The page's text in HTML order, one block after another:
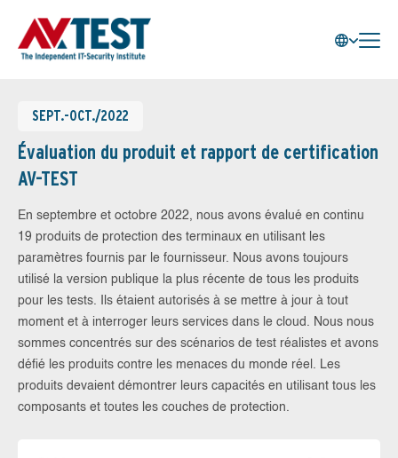
SEPT.-OCT./2022
Évaluation du produit et rapport de certification
AV-TEST
En septembre et octobre 2022, nous avons évalué en continu
19 produits de protection des terminaux en utilisant les
paramètres fournis par le fournisseur. Nous avons toujours
utilisé la version publique la plus récente de tous les produits
pour les tests. Ils étaient autorisés à se mettre à jour à tout
moment et à interroger leurs services dans le cloud. Nous nous
sommes concentrés sur des scénarios de test réalistes et avons
défié les produits contre les menaces du monde réel. Les
produits devaient démontrer leurs capacités en utilisant tous les
composants et toutes les couches de protection.